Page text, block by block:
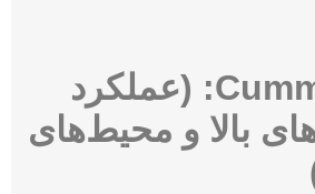
کامینز Cummins: (عملکرد
بالا و محیط‌های